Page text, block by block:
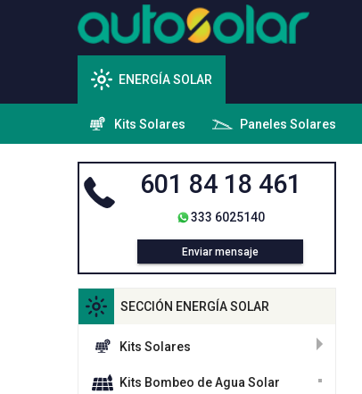
ENERGÍA SOLAR
Kits Solares Paneles Solares
601 84 18 461
333 6025140
Enviar mensaje
SECCIÓN ENERGÍA SOLAR
Kits Solares
Kits Bombeo de Agua Solar